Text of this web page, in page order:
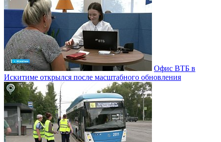
Офис ВТБ в
Искитиме открылся после масштабного обновления